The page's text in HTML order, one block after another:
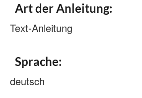
Art der Anleitung:
Text-Anleitung
Sprache:
deutsch